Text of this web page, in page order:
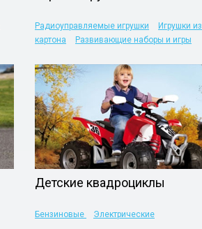
Радиоуправляемые игрушки
Игрушки из
картона
Развивающие наборы и игры
Настольные и интеллектуальные игры
Детские квадроциклы
Бензиновые Электрические